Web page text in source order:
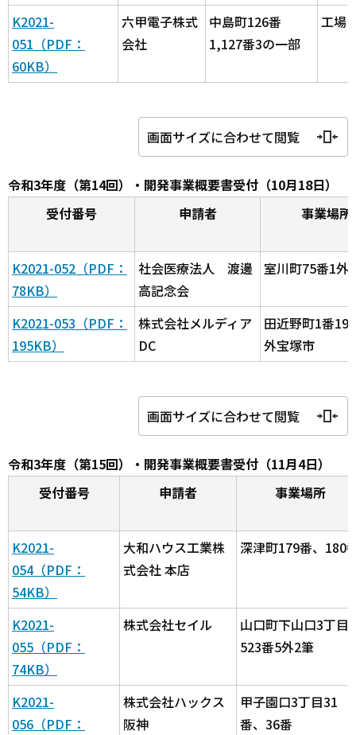
K2021-
051（PDF：
60KB）
六甲電子株式
会社
中島町126番
1,127番3の一部
工場
画面サイズに合わせて閲覧
令和3年度（第14回）・開発事業概要書受付（10月18日）
受付番号
申請者 事業場所
K2021-052（PDF：
78KB）
社会医療法人 渡邊
高記念会
室川町75番1外
K2021-053（PDF：
195KB）
株式会社メルディア
DC
田近野町1番19
外宝塚市
画面サイズに合わせて閲覧
令和3年度（第15回）・開発事業概要書受付（11月4日）
受付番号
申請者 事業場所
K2021-
054（PDF：
54KB）
大和ハウス工業株
式会社 本店
深津町179番、180
K2021-
055（PDF：
74KB）
株式会社セイル
山口町下山口3丁目
523番5外2筆
K2021-
056（PDF：
株式会社ハックス
阪神
甲子園口3丁目31
番、36番